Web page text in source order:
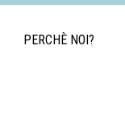
PERCHÈ NOI?